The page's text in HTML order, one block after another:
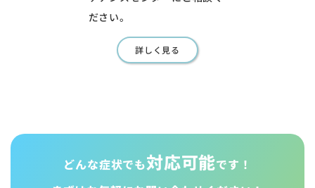
ださい。
詳しく見る
どんな症状でも対応可能です！